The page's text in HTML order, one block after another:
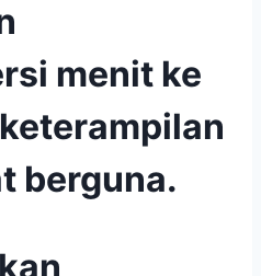
menit ke
berguna.